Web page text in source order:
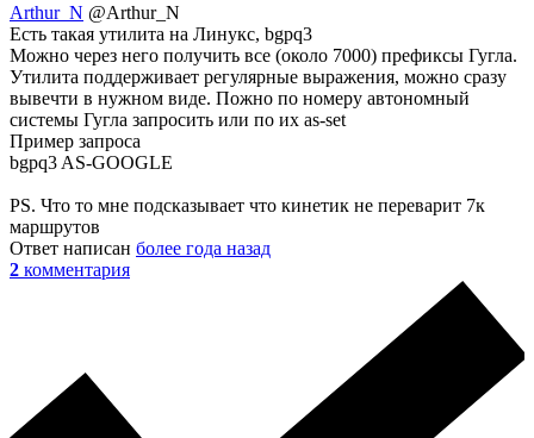
Arthur_N @Arthur_N
Есть такая утилита на Линукс, bgpq3
Можно через него получить все (около 7000) префиксы Гугла.
Утилита поддерживает регулярные выражения, можно сразу
вывечти в нужном виде. Пожно по номеру автономный
системы Гугла запросить или по их as-set
Пример запроса
bgpq3 AS-GOOGLE
PS. Что то мне подсказывает что кинетик не переварит 7к
маршрутов
Ответ написан более года назад
2 комментария